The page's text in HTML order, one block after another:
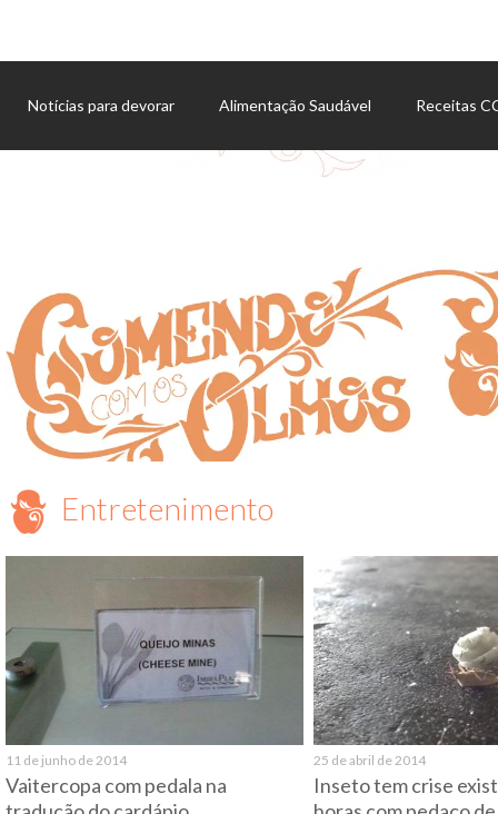
Notícias para devorar Alimentação Saudável Receitas
Entretenimento
11 de junho de 2014
Vaitercopa com pedala na
25 de abril de 2014
Inseto tem crise